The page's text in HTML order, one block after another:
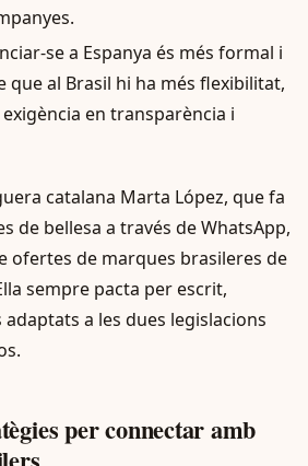
se a Espanya és més formal i
que al Brasil hi ha més flexibilitat,
en transparència i
catalana Marta López, que fa
de bellesa a través de WhatsApp,
ofertes de marques brasileres de
sempre pacta per escrit,
a les dues legislacions
per connectar amb